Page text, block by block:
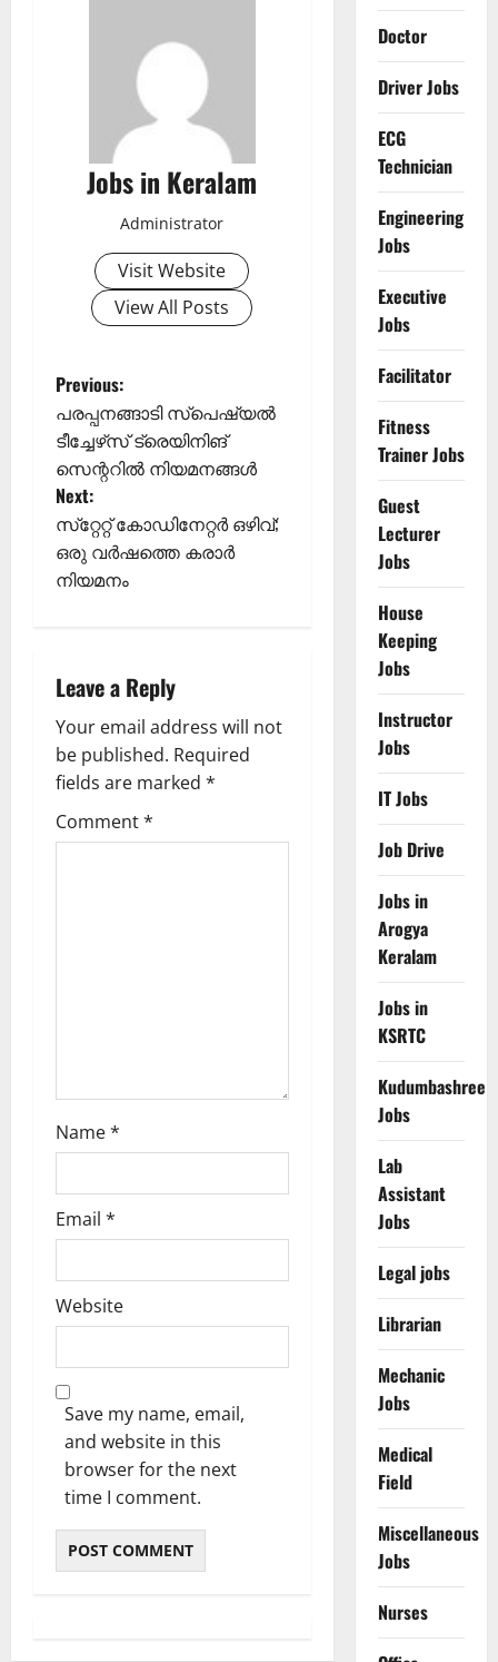
Jobs in Keralam
Administrator
Visit Website
View All Posts
P
o
s
t
n
v
i
g
a
t
Previous:
പരപ്പനങ്ങാടി സ്‌പെഷ്യല്‍
ടീച്ചേഴ്‌സ് ട്രെയിനിങ്
സെന്ററില്‍ നിയമനങ്ങള്‍
Next:
സ്‌റ്റേറ്റ് കോഡിനേറ്റര്‍ ഒഴിവ്;
ഒരു വര്‍ഷത്തെ കരാര്‍
നിയമനം
Leave a Reply
Your email address will not
be published. Required
fields are marked *
Comment*
Name*
Email *
Website
Save my name, email,
and website in this
browser for the next
time I comment.
Doctor
Driver Jobs
ECG
Technician
Engineering
Jobs
Executive
Jobs
Facilitator
Fitness
Trainer Jobs
Guest
Lecturer
Jobs
House
Keeping
Jobs
Instructor
Jobs
IT Jobs
Job Drive
Jobs in
Arogya
Keralam
Jobs in
KSRTC
Kudumbashree
Jobs
Lab
Assistant
Jobs
Legal jobs
Librarian
Mechanic
Jobs
Medical
Field
Miscellaneous
Jobs
Nurses